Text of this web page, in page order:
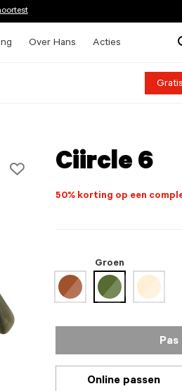
Over Hans Acties
Ciircle 6
50% korting op een
Groen
geselecteerd
Pas
Online passen